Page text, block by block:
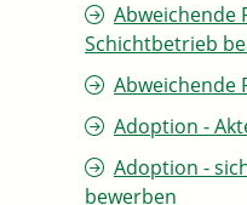
Abweichende
Schichtbetrieb
Abweichende
Adoption -
Adoption -
bewerben